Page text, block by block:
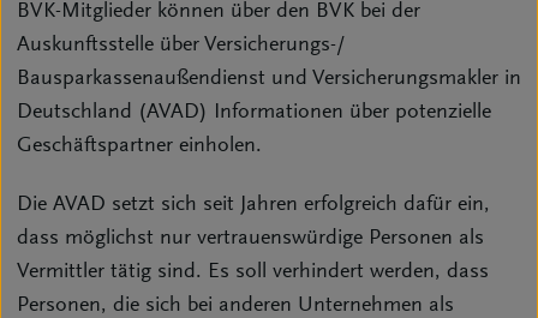
BVK-Mitglieder können über den BVK bei der
Auskunftsstelle über Versicherungs-/
Bausparkassenaußendienst und Versicherungsmakler in
Deutschland (AVAD) Informationen über potenzielle
Geschäftspartner einholen.
Die AVAD setzt sich seit Jahren erfolgreich dafür ein,
dass möglichst nur vertrauenswürdige Personen als
Vermittler tätig sind. Es soll verhindert werden, dass
Personen, die sich bei anderen Unternehmen als